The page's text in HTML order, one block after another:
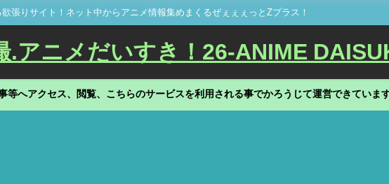
張りサイト！ネット中からアニメ情報集めまくるぜぇぇぇっとZプラス！
.アニメだいすき！26-ANIME
等へアクセス、閲覧、こちらのサービスを利用される事でかろうじて運営できていま